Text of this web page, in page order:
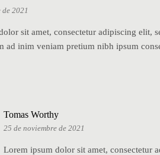
2021
sit amet, consectetur adipiscing elit,
ad inim veniam pretium nibh ipsum
Tomas Worthy
25 de noviembre de 2021
Lorem ipsum dolor sit amet, consectetur